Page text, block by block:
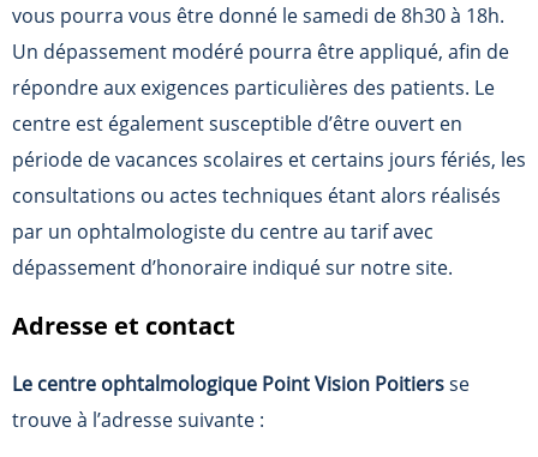
vous pourra vous être donné le samedi de 8h30 à 18h.
Un dépassement modéré pourra être appliqué, afin de
répondre aux exigences particulières des patients. Le
centre est également susceptible d’être ouvert en
période de vacances scolaires et certains jours fériés, les
consultations ou actes techniques étant alors réalisés
par un ophtalmologiste du centre au tarif avec
dépassement d’honoraire indiqué sur notre site.
Adresse et contact
Le centre ophtalmologique Point Vision Poitiersse
trouve à l’adresse suivante :